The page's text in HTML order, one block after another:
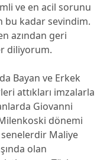
ve en acil sorunu
bu kadar sevindim.
azından geri
diliyorum.
Bayan ve Erkek
attıkları imzalarla
Giovanni
dönemi
senelerdir Maliye
olan